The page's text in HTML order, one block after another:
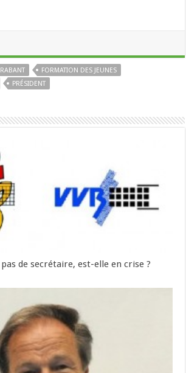
FORMATION DES JEUNES
PRÉSIDENT
pas de secrétaire, est-elle en crise ?